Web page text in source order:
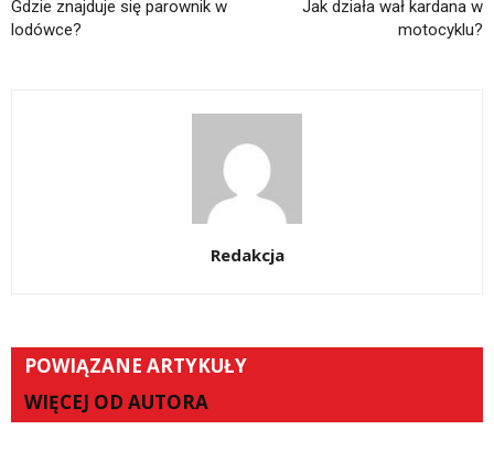
Gdzie znajduje się parownik w
lodówce?
Jak działa wał kardana w
motocyklu?
Redakcja
POWIĄZANE ARTYKUŁY
WIĘCEJ OD AUTORA